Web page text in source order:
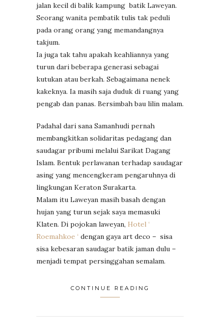
jalan kecil di balik kampung batik Laweyan.
Seorang wanita pembatik tulis tak peduli
pada orang orang yang memandangnya
takjum.
Ia juga tak tahu apakah keahliannya yang
turun dari beberapa generasi sebagai
kutukan atau berkah. Sebagaimana nenek
kakeknya. Ia masih saja duduk di ruang yang
pengab dan panas. Bersimbah bau lilin malam.
Padahal dari sana Samanhudi pernah
membangkitkan solidaritas pedagang dan
saudagar pribumi melalui Sarikat Dagang
Islam. Bentuk perlawanan terhadap saudagar
asing yang mencengkeram pengaruhnya di
lingkungan Keraton Surakarta.
Malam itu Laweyan masih basah dengan
hujan yang turun sejak saya memasuki
Klaten. Di pojokan laweyan, Hotel ‘
Roemahkoe ‘ dengan gaya art deco – sisa
sisa kebesaran saudagar batik jaman dulu –
menjadi tempat persinggahan semalam.
CONTINUE READING